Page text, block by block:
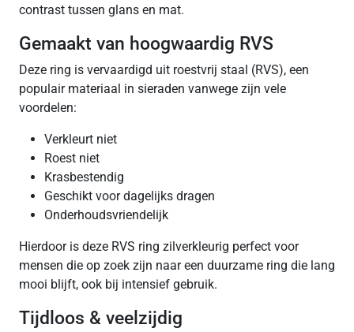
contrast tussen glans en mat.
Gemaakt van hoogwaardig RVS
Deze ring is vervaardigd uit roestvrij staal (RVS), een
populair materiaal in sieraden vanwege zijn vele
voordelen:
Verkleurt niet
Roest niet
Krasbestendig
Geschikt voor dagelijks dragen
Onderhoudsvriendelijk
Hierdoor is deze RVS ring zilverkleurig perfect voor
mensen die op zoek zijn naar een duurzame ring die lang
mooi blijft, ook bij intensief gebruik.
Tijdloos & veelzijdig